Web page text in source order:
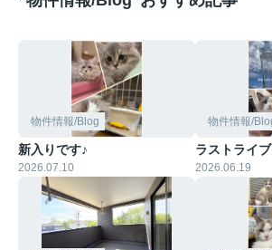
物件情報/Blog
新入りです♪
2026.07.10
物件情報/
ラストライブ
2026.06.19